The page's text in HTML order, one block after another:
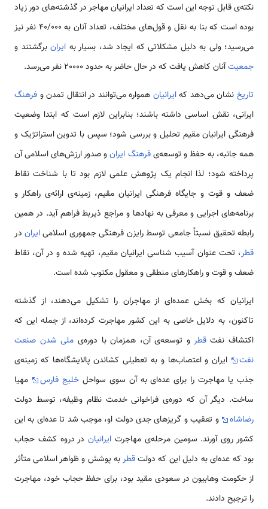
نكته‌ی قابل توجه این است كه تعداد ایرانیان مهاجر در گذشته‌های دور زیاد
بوده است که بنا به نقل و قول‌های مختلف، تعداد آنان به 40/000 نفر نیز
می‌رسید؛ ولی به دلیل مشکلاتی که ایجاد شد، بسیار به ایران برگشتند و
جمعیتآنان کاهش یافت كه در حال حاضر به حدود 20000 نفر می‌رسد.
تاریخنشان می‌دهد كهایرانیان همواره می‌توانند در انتقال تمدن و فرهنگ
ایرانی، نقش اساسی داشته باشند؛ بنابراین لازم است كه ابتدا وضعیت
فرهنگی ایرانیان مقیم تحلیل و بررسی شود؛ سپس با تدوین استراتژیک و
همه جانبه، به حفظ و توسعه‌یفرهنگ ایرانو صدور ارزش‌‌های اسلامی آن
پرداخته شود؛ لذا انجام یک پژوهش علمی لازم بود تا با شناخت نقاط
ضعف و قوت و جایگاه فرهنگی ایرانیان مقیم، زمینه‌ی ارائه‌ی راهکار و
برنامه‌های اجرایی و معرفی به نهادها و مراجع ذیربط فراهم آید. در همین
رابطه تحقیق نسبتاً جامعی توسط رایزن فرهنگی جمهوری اسلامیایران در
قطر، تحت عنوان آسیب شناسی ایرانیان مقیم، تهیه شده و در آن، نقاط
ضعف و قوت و راهکارهای منطقی و معقول مکتوب شده است.
ایرانیان كه بخش عمده‌ای از مهاجران را تشکیل می‌دهند، از گذشته
تاكنون، به دلایل خاصی به این كشور مهاجرت كرده‌اند، از جمله این كه
اکتشاف نفتقطر و توسعه‌ی آن، همزمان با دوره‌ی ملی شدن صنعت
نفت
ایران و اعتصاب‌ها و به تعطیلی کشاندن پالایشگاه‌ها که زمینه‌ی
جذب یا مهاجرت را برای عده‌ای به آن سوی سواحلخلیج فارس
مهیا
ساخت. دیگر آن که دوره‌ی فراخوانی خدمت نظام وظیفه، توسط دولت
رضاشاه
و تعقیب‌ و گریزهای جدی دولت او، موجب شد تا عده‌ای به این
كشور روی آورند. سومین مرحله‌ی مهاجرت ایرانیاندر دروه كشف حجاب
بود که عده‌ای به دلیل این كه دولتقطربه پوشش و ظواهر اسلامی متأثر
از حکومت وهابیون در سعودی مقید بود، برای حفظ حجاب خود، مهاجرت
را ترجیح دادند.